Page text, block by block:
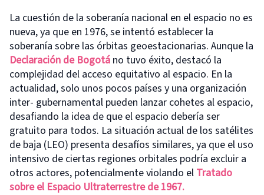
La cuestión de la soberanía nacional en el espacio no es
nueva, ya que en 1976, se intentó establecer la
soberanía sobre las órbitas geoestacionarias. Aunque la
Declaración de Bogotá no tuvo éxito, destacó la
complejidad del acceso equitativo al espacio. En la
actualidad, solo unos pocos países y una organización
inter- gubernamental pueden lanzar cohetes al espacio,
desafiando la idea de que el espacio debería ser
gratuito para todos. La situación actual de los satélites
de baja (LEO) presenta desafíos similares, ya que el uso
intensivo de ciertas regiones orbitales podría excluir a
otros actores, potencialmente violando el Tratado
sobre el Espacio Ultraterrestre de 1967.